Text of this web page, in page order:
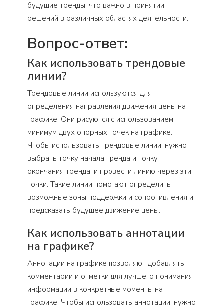
будущие тренды, что важно в принятии
решений в различных областях деятельности.
Вопрос-ответ:
Как использовать трендовые
линии?
Трендовые линии используются для
определения направления движения цены на
графике. Они рисуются с использованием
минимум двух опорных точек на графике.
Чтобы использовать трендовые линии, нужно
выбрать точку начала тренда и точку
окончания тренда, и провести линию через эти
точки. Такие линии помогают определить
возможные зоны поддержки и сопротивления и
предсказать будущее движение цены.
Как использовать аннотации
на графике?
Аннотации на графике позволяют добавлять
комментарии и отметки для лучшего понимания
информации в конкретные моменты на
графике. Чтобы использовать аннотации, нужно